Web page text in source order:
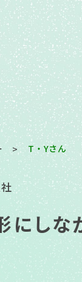
> T・Yさん
にし